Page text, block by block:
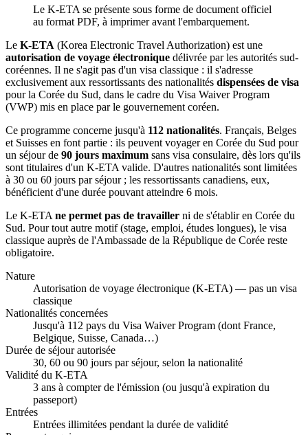
Le K-ETA se présente sous forme de document officiel
au format PDF, à imprimer avant l'embarquement.
Le K-ETA (Korea Electronic Travel Authorization) est une
autorisation de voyage électronique délivrée par les autorités sud-
coréennes. Il ne s'agit pas d'un visa classique : il s'adresse
exclusivement aux ressortissants des nationalités dispensées de visa
pour la Corée du Sud, dans le cadre du Visa Waiver Program
(VWP) mis en place par le gouvernement coréen.
Ce programme concerne jusqu'à 112 nationalités. Français, Belges
et Suisses en font partie : ils peuvent voyager en Corée du Sud pour
un séjour de 90 jours maximum sans visa consulaire, dès lors qu'ils
sont titulaires d'un K-ETA valide. D'autres nationalités sont limitées
à 30 ou 60 jours par séjour ; les ressortissants canadiens, eux,
bénéficient d'une durée pouvant atteindre 6 mois.
Le K-ETA ne permet pas de travailler ni de s'établir en Corée du
Sud. Pour tout autre motif (stage, emploi, études longues), le visa
classique auprès de l'Ambassade de la République de Corée reste
obligatoire.
Nature
Autorisation de voyage électronique (K-ETA) — pas un visa
classique
Nationalités concernées
Jusqu'à 112 pays du Visa Waiver Program (dont France,
Belgique, Suisse, Canada…)
Durée de séjour autorisée
30, 60 ou 90 jours par séjour, selon la nationalité
Validité du K-ETA
3 ans à compter de l'émission (ou jusqu'à expiration du
passeport)
Entrées
Entrées illimitées pendant la durée de validité